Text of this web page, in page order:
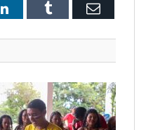
LinkedInTumblr Email